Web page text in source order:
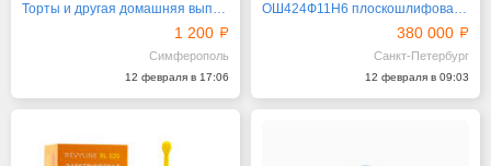
Торты и другая домашняя выпечка на заказ
1 200
Симферополь
12 февраля в 17:06
ОШ424Ф11Н6 плоскошлифовальный станок
380 000
Санкт-Петербург
12 февраля в 09:03